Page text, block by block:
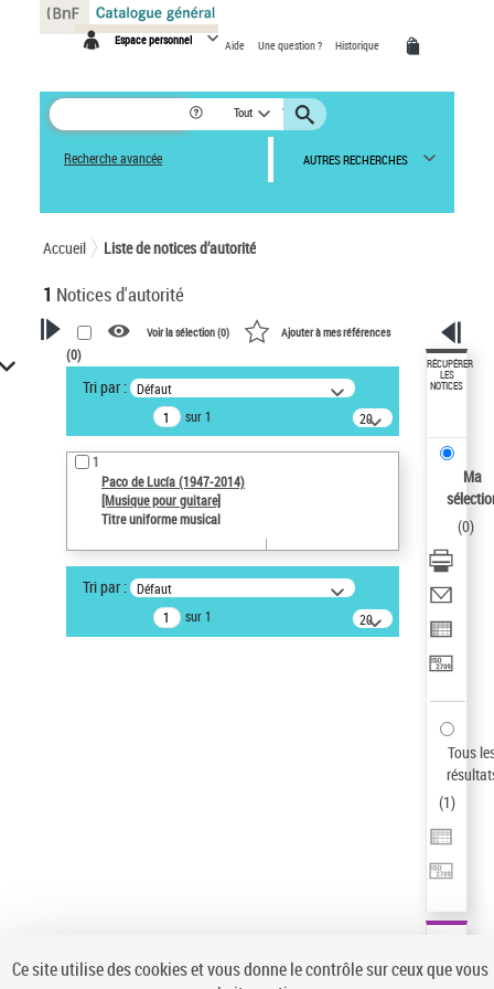
Espace personnel Aide Une question ? Historique
Tout
Recherche avancée AUTRES RECHERCHES
Accueil Liste de notices d’autorité
1 Notices d'autorité
VOTRE RECHERCHE
Recherche avancée dans les
notices d’autorité
Œuvres liées à l'auteur :
Paco de Lucía (1947-2014)
Sauvegarder votre recherche
AFFINER
Type de notice d'autorité
Voir la sélection (0) Ajouter à mes références
(0)
Tri par : Défaut
sur 1
20
résultats/page
1
Paco de Lucía (1947-2014)
[Musique pour guitare]
Titre uniforme musical
Tri par : Défaut
sur 1
20
résultats/page
RÉCUPÉRER
LES
NOTICES
Ma
(0)
Tous
(1)
Panneau de gestion des cookies
Ce site utilise des cookies et vous donne le contrôle sur ceux que vous